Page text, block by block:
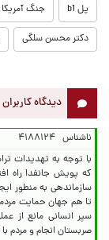
پل b1 جنگ آمریکا
دکتر محسن سلگی
دیدگاه کاربران
ناشناس ۴۱۸۸۱۲۴
با توجه به تهدیدات
که پویش جانفدا راه
سازماندهی به منطور
تا هم جهان حمایت
سپر انسانی مانع از
صربستان انجام و مردم